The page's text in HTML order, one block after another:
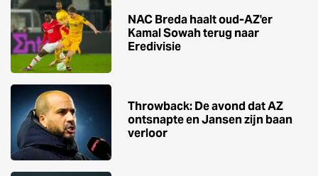
NAC Breda haalt oud-AZ'er
Kamal Sowah terug naar
Eredivisie
Throwback: De avond dat AZ
ontsnapte en Jansen zijn baan
verloor